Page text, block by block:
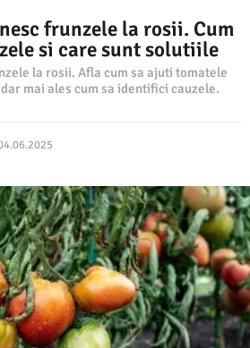
frunzele la rosii. Cum
si care sunt solutiile
la rosii. Afla cum sa ajuti tomatele
mai ales cum sa identifici cauzele.
0
6
.
2
0
2
5